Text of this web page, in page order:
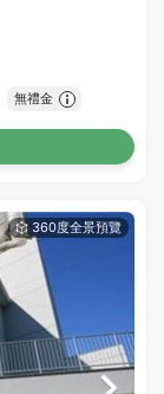
無禮金